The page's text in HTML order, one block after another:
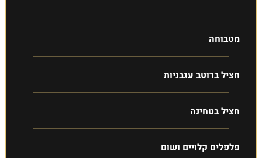
מטבוחה
חציל ברוטב עגבניות
חציל בטחינה
פלפלים קלויים ושום